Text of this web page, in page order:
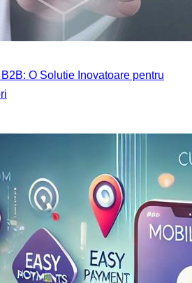
O Solutie Inovatoare pentru